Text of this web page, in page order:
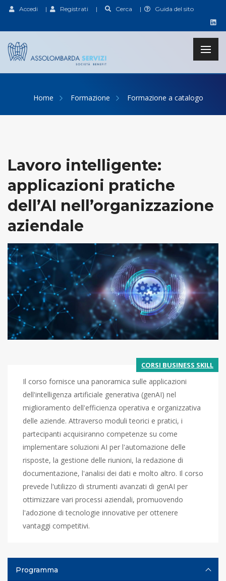
Accedi | Registrati | Cerca | Guida del sito
Home Formazione Formazione a catalogo
Lavoro intelligente:
applicazioni pratiche
dell’AI nell’organizzazione
aziendale
CORSI BUSINESS SKILL
Il corso fornisce una panoramica sulle applicazioni
dell'intelligenza artificiale generativa (genAI) nel
miglioramento dell'efficienza operativa e organizzativa
delle aziende. Attraverso moduli teorici e pratici, i
partecipanti acquisiranno competenze su come
implementare soluzioni AI per l'automazione delle
risposte, la gestione delle riunioni, la redazione di
documentazione, l'analisi dei dati e molto altro. Il corso
prevede l'utilizzo di strumenti avanzati di genAI per
ottimizzare vari processi aziendali, promuovendo
l'adozione di tecnologie innovative per ottenere
vantaggi competitivi.
Programma